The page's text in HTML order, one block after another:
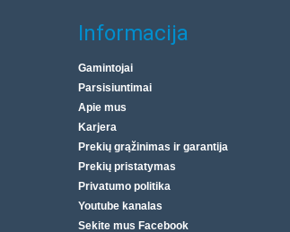
Informacija
Gamintojai
Parsisiuntimai
Apie mus
Karjera
Prekių grąžinimas ir garantija
Prekių pristatymas
Privatumo politika
Youtube kanalas
Sekite mus Facebook